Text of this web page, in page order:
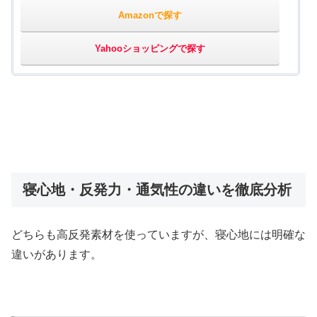
Amazonで探す
Yahooショッピングで探す
寝心地・反発力・通気性の違いを徹底分析
どちらも高反発素材を使っていますが、寝心地には明確な
違いがあります。